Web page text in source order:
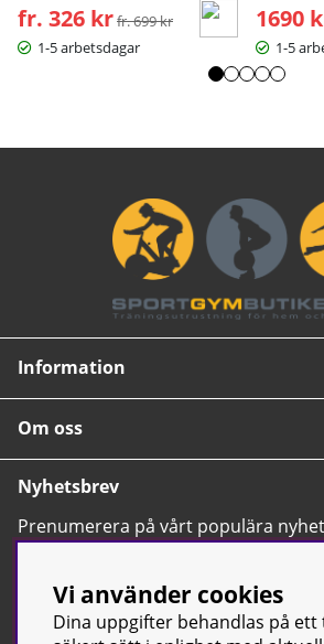
fr. 326 kr Ordinarie pris:
fr. 699 kr
1-5 arbetsdagar
1690
1-5
Information
Om oss
Nyhetsbrev
Prenumerera på vårt populära
tips, nyheter och våra allra bästa
Vi använder cookies
Dina uppgifter behandlas på ett